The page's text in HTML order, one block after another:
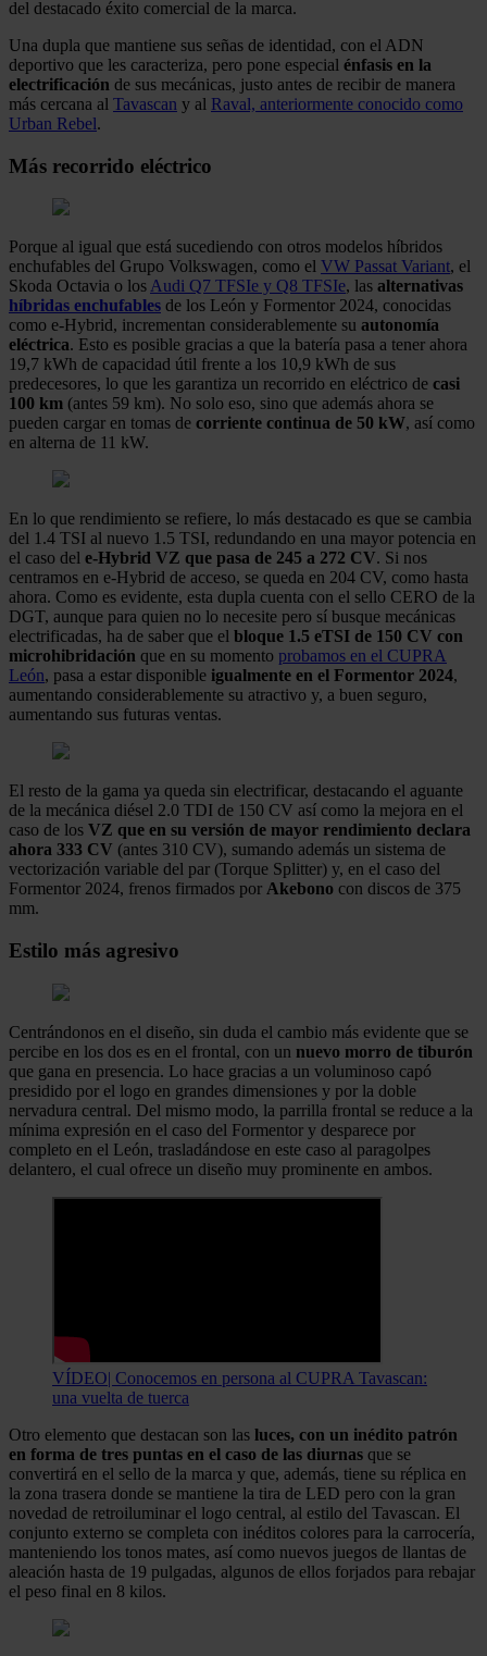
del destacado éxito comercial de la marca.
Una dupla que mantiene sus señas de identidad, con el ADN
deportivo que les caracteriza, pero pone especial énfasis en la
electrificación de sus mecánicas, justo antes de recibir de manera
más cercana al Tavascan y al Raval, anteriormente conocido como
Urban Rebel.
Más recorrido eléctrico
Porque al igual que está sucediendo con otros modelos híbridos
enchufables del Grupo Volkswagen, como el VW Passat Variant, el
Skoda Octavia o los Audi Q7 TFSIe y Q8 TFSIe, las alternativas
híbridas enchufables de los León y Formentor 2024, conocidas
como e-Hybrid, incrementan considerablemente su autonomía
eléctrica. Esto es posible gracias a que la batería pasa a tener ahora
19,7 kWh de capacidad útil frente a los 10,9 kWh de sus
predecesores, lo que les garantiza un recorrido en eléctrico de casi
100 km (antes 59 km). No solo eso, sino que además ahora se
pueden cargar en tomas de corriente continua de 50 kW, así como
en alterna de 11 kW.
En lo que rendimiento se refiere, lo más destacado es que se cambia
del 1.4 TSI al nuevo 1.5 TSI, redundando en una mayor potencia en
el caso del e-Hybrid VZ que pasa de 245 a 272 CV. Si nos
centramos en e-Hybrid de acceso, se queda en 204 CV, como hasta
ahora. Como es evidente, esta dupla cuenta con el sello CERO de la
DGT, aunque para quien no lo necesite pero sí busque mecánicas
electrificadas, ha de saber que el bloque 1.5 eTSI de 150 CV con
microhibridación que en su momento probamos en el CUPRA
León, pasa a estar disponible igualmente en el Formentor 2024,
aumentando considerablemente su atractivo y, a buen seguro,
aumentando sus futuras ventas.
El resto de la gama ya queda sin electrificar, destacando el aguante
de la mecánica diésel 2.0 TDI de 150 CV así como la mejora en el
caso de los VZ que en su versión de mayor rendimiento declara
ahora 333 CV (antes 310 CV), sumando además un sistema de
vectorización variable del par (Torque Splitter) y, en el caso del
Formentor 2024, frenos firmados por Akebono con discos de 375
mm.
Estilo más agresivo
Centrándonos en el diseño, sin duda el cambio más evidente que se
percibe en los dos es en el frontal, con un nuevo morro de tiburón
que gana en presencia. Lo hace gracias a un voluminoso capó
presidido por el logo en grandes dimensiones y por la doble
nervadura central. Del mismo modo, la parrilla frontal se reduce a la
mínima expresión en el caso del Formentor y desparece por
completo en el León, trasladándose en este caso al paragolpes
delantero, el cual ofrece un diseño muy prominente en ambos.
VÍDEO| Conocemos en persona al CUPRA Tavascan:
una vuelta de tuerca
Otro elemento que destacan son las luces, con un inédito patrón
en forma de tres puntas en el caso de las diurnas que se
convertirá en el sello de la marca y que, además, tiene su réplica en
la zona trasera donde se mantiene la tira de LED pero con la gran
novedad de retroiluminar el logo central, al estilo del Tavascan. El
conjunto externo se completa con inéditos colores para la carrocería,
manteniendo los tonos mates, así como nuevos juegos de llantas de
aleación hasta de 19 pulgadas, algunos de ellos forjados para rebajar
el peso final en 8 kilos.